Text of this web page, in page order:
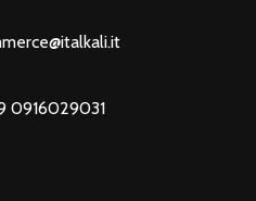
0916029031